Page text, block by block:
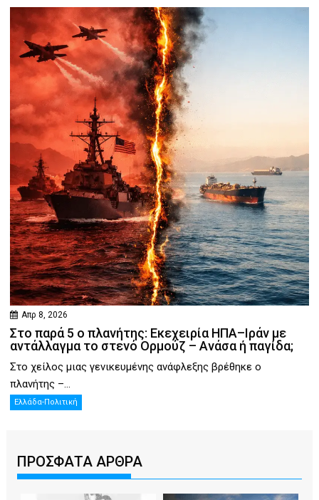
Απρ 8, 2026
Στο παρά 5 ο πλανήτης: Εκεχειρία ΗΠΑ–Ιράν με
αντάλλαγμα το στενό Ορμούζ – Ανάσα ή παγίδα;
Στο χείλος μιας γενικευμένης ανάφλεξης βρέθηκε ο
πλανήτης –...
Ελλάδα-Πολιτική
ΠΡΟΣΦΑΤΑ ΑΡΘΡΑ